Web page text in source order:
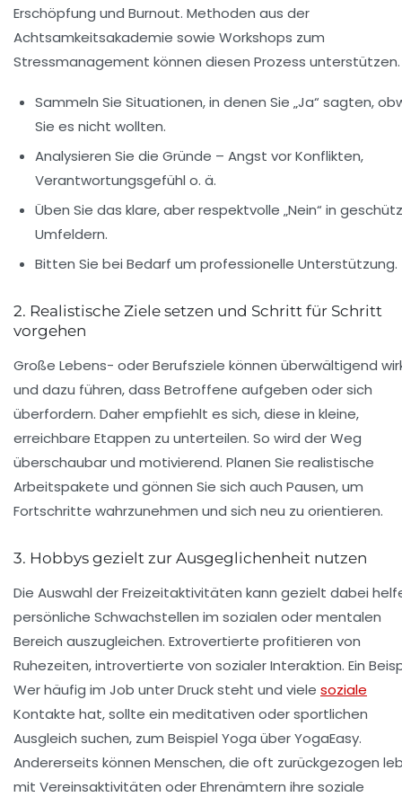
Erschöpfung und Burnout. Methoden aus der
Achtsamkeitsakademie sowie Workshops zum
Stressmanagement können diesen Prozess unterstützen.
Sammeln Sie Situationen, in denen Sie „Ja“ sagten,
Sie es nicht wollten.
Analysieren Sie die Gründe – Angst vor Konflikten,
Verantwortungsgefühl o. ä.
Üben Sie das klare, aber respektvolle „Nein“ in
Umfeldern.
Bitten Sie bei Bedarf um professionelle Unterstützung.
2. Realistische Ziele setzen und Schritt für Schritt
vorgehen
Große Lebens- oder Berufsziele können überwältigend
und dazu führen, dass Betroffene aufgeben oder sich
überfordern. Daher empfiehlt es sich, diese in kleine,
erreichbare Etappen zu unterteilen. So wird der Weg
überschaubar und motivierend. Planen Sie realistische
Arbeitspakete und gönnen Sie sich auch Pausen, um
Fortschritte wahrzunehmen und sich neu zu orientieren.
3. Hobbys gezielt zur Ausgeglichenheit nutzen
Die Auswahl der Freizeitaktivitäten kann gezielt dabei
persönliche Schwachstellen im sozialen oder mentalen
Bereich auszugleichen. Extrovertierte profitieren von
Ruhezeiten, introvertierte von sozialer Interaktion. Ein
Wer häufig im Job unter Druck steht und viele soziale
Kontakte hat, sollte ein meditativen oder sportlichen
Ausgleich suchen, zum Beispiel Yoga überYogaEasy.
Andererseits können Menschen, die oft zurückgezogen
mit Vereinsaktivitäten oder Ehrenämtern ihre soziale